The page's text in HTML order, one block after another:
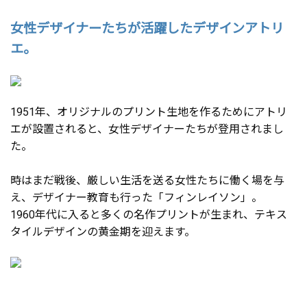
女性デザイナーたちが活躍したデザインアトリ
エ。
1951年、オリジナルのプリント生地を作るためにアトリ
エが設置されると、女性デザイナーたちが登用されまし
た。
時はまだ戦後、厳しい生活を送る女性たちに働く場を与
え、デザイナー教育も行った「フィンレイソン」。
1960年代に入ると多くの名作プリントが生まれ、テキス
タイルデザインの黄金期を迎えます。